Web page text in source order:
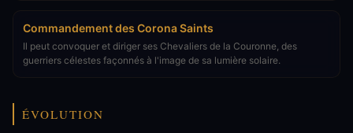
Commandement des Corona Saints
Il peut convoquer et diriger ses Chevaliers de la Couronne, des
guerriers célestes façonnés à l'image de sa lumière solaire.
ÉVOLUTION